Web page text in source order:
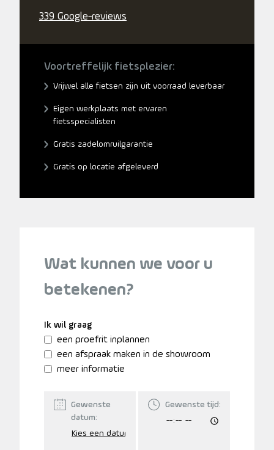
339 Google-reviews
Voortreffelijk fietsplezier:
Vrijwel alle fietsen zijn uit voorraad leverbaar
Eigen werkplaats met ervaren
fietsspecialisten
Gratis zadelomruilgarantie
Gratis op locatie afgeleverd
Wat kunnen we voor u
betekenen?
Ik wil graag
een proefrit inplannen
een afspraak maken in de showroom
meer informatie
Gewenste
datum:
Gewenste tijd: